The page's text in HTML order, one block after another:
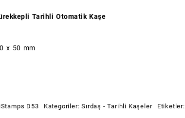
Tarihli Otomatik Kaşe
x 50 mm
D53 Kategoriler:Sırdaş - Tarihli Kaşeler Etiketler: